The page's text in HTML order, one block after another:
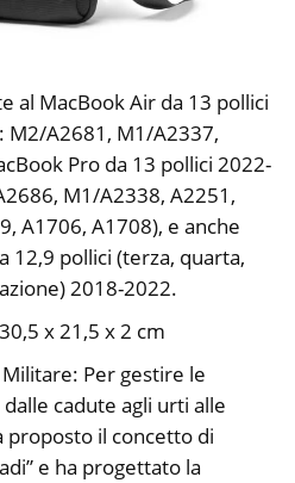
al MacBook Air da 13 pollici
A2681, M1/A2337,
Pro da 13 pollici 2022-
M1/A2338, A2251,
A1706, A1708), e anche
12,9 pollici (terza, quarta,
2018-2022.
x 21,5 x 2 cm
Per gestire le
cadute agli urti alle
il concetto di
e ha progettato la